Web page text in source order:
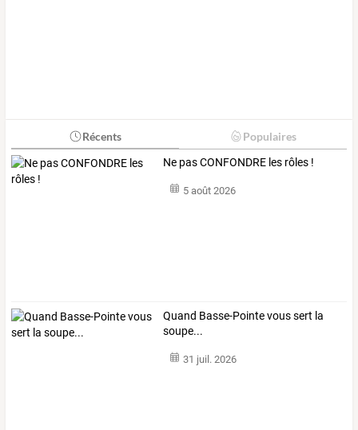
Récents Populaires
Ne pas CONFONDRE les rôles !
5 août 2026
Quand Basse-Pointe vous sert la
soupe...
31 juil. 2026